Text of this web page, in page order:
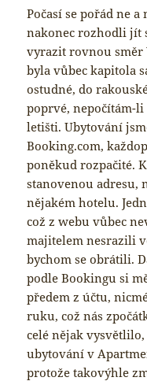
Počasí se pořád ne
nakonec rozhodli jít
vyrazit rovnou směr
byla vůbec kapitola
ostudné, do
poprvé, nepočítám-li
letišti. Ubytování
Booking.com,
poněkud rozpačité.
stanovenou adresu,
nějakém hotelu.
což z webu vůbec
majitelem nesrazili
bychom se obrátili.
podle Bookingu si
předem z účtu,
ruku, což nás
celé nějak
ubytování v
protože takovýhle